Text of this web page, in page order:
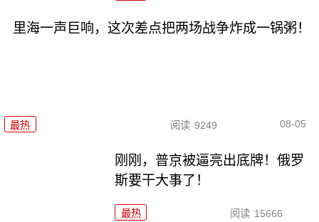
里海一声巨响，这次差点把两场战争炸成一锅粥！
最热 阅读 9249 08-05
刚刚，普京被逼亮出底牌！俄罗
斯要干大事了！
最热 阅读 15666